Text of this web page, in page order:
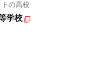
の高校
学校